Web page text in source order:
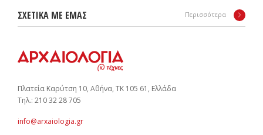
ΣΧΕΤΙΚΑ ΜΕ ΕΜΑΣ Περισσότερα
Πλατεία Καρύτση 10, Αθήνα, ΤΚ 105 61, Ελλάδα
Tηλ.: 210 32 28 705
info@arxaiologia.gr